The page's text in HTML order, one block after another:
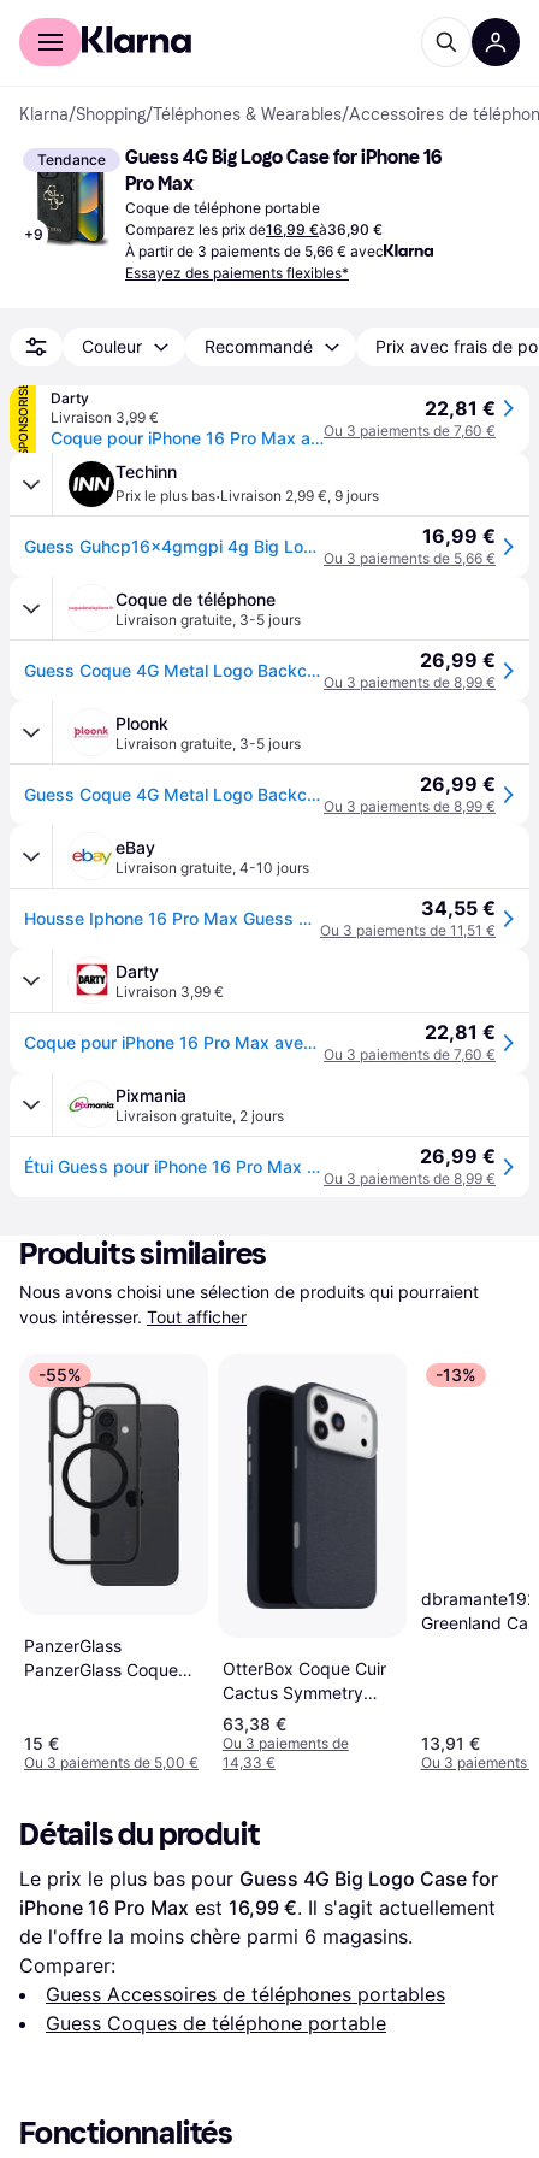
Acheter avec Klarna
Klarna/Shopping/Téléphones & Wearables/Accessoires de
Tendance
+9
Guess 4G Big Logo Case for iPhone 16
Pro Max
Coque de téléphone portable
Comparez les prix de16,99 €à36,90 €
À partir de 3 paiements de 5,66 € avec
Essayez des paiements flexibles*
Couleur Recommandé Prix avec frais de
SPONSORISÉ
Darty
Livraison 3,99 €
Coque pour iPhone 16 Pro Max avec Monogramme et Logo 4G en Métal Marron foncé
22,81 €
Ou 3 paiements de 7,60 €
Techinn
Prix le plus bas·Livraison 2,99 €, 9 jours
Guess Guhcp16x4gmgpi 4g Big Logo Iphone 16 Pro Max 6.9´´ Phone Case Rose 16,99 €
Ou 3 paiements de 5,66 €
Coque de téléphone
Livraison gratuite, 3-5 jours
Guess Coque 4G Metal Logo Backcover Apple iPhone 16 Pro Max - Marron 26,99 €
Ou 3 paiements de 8,99 €
Ploonk
Livraison gratuite, 3-5 jours
Guess Coque 4G Metal Logo Backcover Apple iPhone 16 Pro Max - Marron 26,99 €
Ou 3 paiements de 8,99 €
eBay
Livraison gratuite, 4-10 jours
Housse Iphone 16 Pro Max Guess En Cuir Synthétique Rose Grand Logo Doré 34,55 €
Ou 3 paiements de 11,51 €
Darty
Livraison 3,99 €
Coque pour iPhone 16 Pro Max avec Monogramme et Logo 4G en Métal Marron foncé 22,81 €
Ou 3 paiements de 7,60 €
Pixmania
Livraison gratuite, 2 jours
Étui Guess pour iPhone 16 Pro Max 6.9 marron étui rigide 4G Big Logo - Neuf - Marron 26,99 €
Ou 3 paiements de 8,99 €
Produits similaires
Nous avons choisi une sélection de produits qui pourraient
vous intéresser. Tout afficher
-55%
PanzerGlass
PanzerGlass Coque
Noir
15 €
Ou 3 paiements de 5,00 €
OtterBox Coque Cuir
Cactus Symmetry
MagSafe iPhone 17
Pro Max
63,38 €
Ou 3 paiements de
14,33 €
-13%
Greenland
13,91 €
Ou 3 paiements
Détails du produit
Le prix le plus bas pour Guess 4G Big Logo Case for
iPhone 16 Pro Max est 16,99 €. Il s'agit actuellement
de l'offre la moins chère parmi 6 magasins.
Comparer:
Guess Accessoires de téléphones portables
Guess Coques de téléphone portable
Fonctionnalités